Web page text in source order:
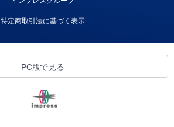
特定商取引法に基づく表示
PC版で見る